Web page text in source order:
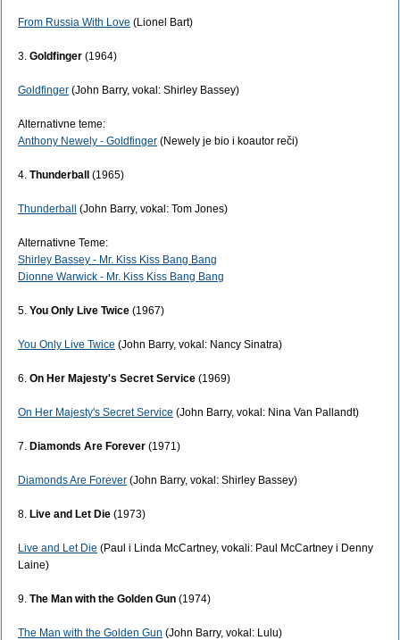
From Russia With Love (Lionel Bart)
3. Goldfinger (1964)
Goldfinger (John Barry, vokal: Shirley Bassey)
Alternativne teme:
Anthony Newely - Goldfinger (Newely je bio i koautor reči)
4. Thunderball (1965)
Thunderball (John Barry, vokal: Tom Jones)
Alternativne Teme:
Shirley Bassey - Mr. Kiss Kiss Bang Bang
Dionne Warwick - Mr. Kiss Kiss Bang Bang
5. You Only Live Twice (1967)
You Only Live Twice (John Barry, vokal: Nancy Sinatra)
6. On Her Majesty's Secret Service (1969)
On Her Majesty's Secret Service (John Barry, vokal: Nina Van Pallandt)
7. Diamonds Are Forever (1971)
Diamonds Are Forever (John Barry, vokal: Shirley Bassey)
8. Live and Let Die (1973)
Live and Let Die (Paul i Linda McCartney, vokali: Paul McCartney i Denny
Laine)
9. The Man with the Golden Gun (1974)
The Man with the Golden Gun (John Barry, vokal: Lulu)